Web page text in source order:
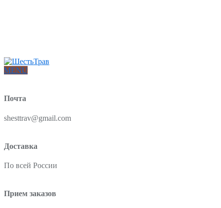
MENU
Почта
shesttrav@gmail.com
Доставка
По всей России
Прием заказов